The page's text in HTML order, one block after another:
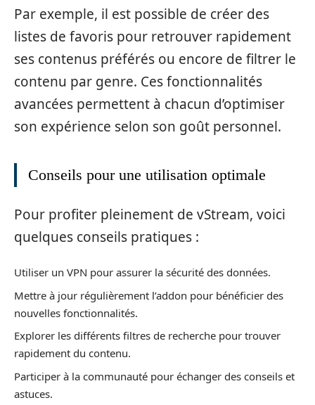
Par exemple, il est possible de créer des
listes de favoris pour retrouver rapidement
ses contenus préférés ou encore de filtrer le
contenu par genre. Ces fonctionnalités
avancées permettent à chacun d’optimiser
son expérience selon son goût personnel.
Conseils pour une utilisation optimale
Pour profiter pleinement de vStream, voici
quelques conseils pratiques :
Utiliser un VPN pour assurer la sécurité des données.
Mettre à jour régulièrement l’addon pour bénéficier des
nouvelles fonctionnalités.
Explorer les différents filtres de recherche pour trouver
rapidement du contenu.
Participer à la communauté pour échanger des conseils et
astuces.